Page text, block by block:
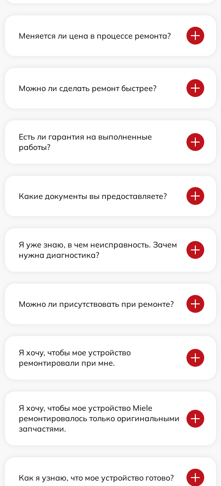
Меняется ли цена в процессе ремонта?
Можно ли сделать ремонт быстрее?
Есть ли гарантия на выполненные
работы?
Какие документы вы предоставляете?
Я уже знаю, в чем неисправность. Зачем
нужна диагностика?
Можно ли присутствовать при ремонте?
Я хочу, чтобы мое устройство
ремонтировали при мне.
Я хочу, чтобы мое устройство Miele
ремонтировалось только оригинальными
запчастями.
Как я узнаю, что мое устройство готово?